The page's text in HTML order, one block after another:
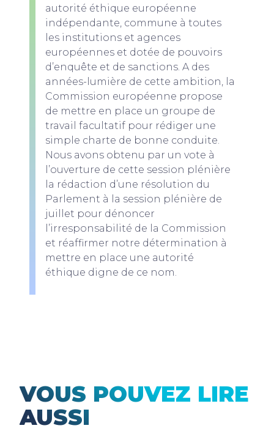
autorité éthique européenne
indépendante, commune à toutes
les institutions et agences
européennes et dotée de pouvoirs
d’enquête et de sanctions. A des
années-lumière de cette ambition, la
Commission européenne propose
de mettre en place un groupe de
travail facultatif pour rédiger une
simple charte de bonne conduite.
Nous avons obtenu par un vote à
l’ouverture de cette session plénière
la rédaction d’une résolution du
Parlement à la session plénière de
juillet pour dénoncer
l’irresponsabilité de la Commission
et réaffirmer notre détermination à
mettre en place une autorité
éthique digne de ce nom.
VOUS POUVEZ LIRE
AUSSI